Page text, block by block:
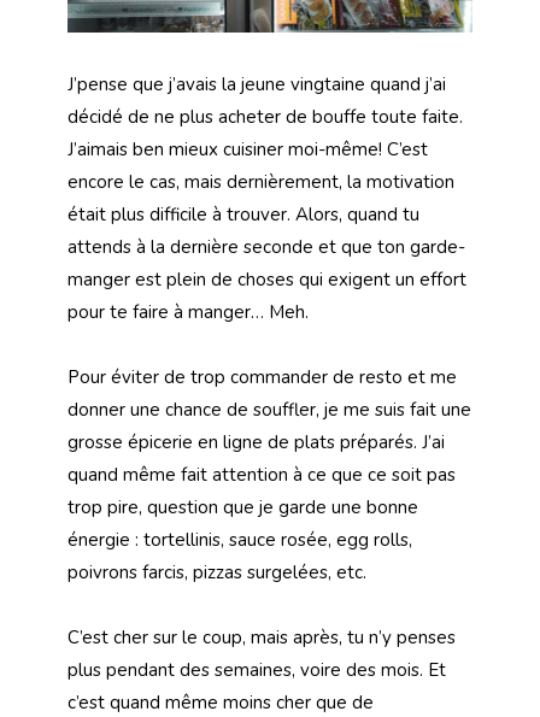
J’pense que j’avais la jeune vingtaine quand j’ai
décidé de ne plus acheter de bouffe toute faite.
J’aimais ben mieux cuisiner moi-même! C’est
encore le cas, mais dernièrement, la motivation
était plus difficile à trouver. Alors, quand tu
attends à la dernière seconde et que ton garde-
manger est plein de choses qui exigent un effort
pour te faire à manger… Meh.
Pour éviter de trop commander de resto et me
donner une chance de souffler, je me suis fait une
grosse épicerie en ligne de plats préparés. J’ai
quand même fait attention à ce que ce soit pas
trop pire, question que je garde une bonne
énergie : tortellinis, sauce rosée, egg rolls,
poivrons farcis, pizzas surgelées, etc.
C’est cher sur le coup, mais après, tu n’y penses
plus pendant des semaines, voire des mois. Et
c’est quand même moins cher que de